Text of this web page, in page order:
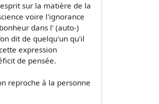
sur la matière de la
voire l'ignorance
dans l' (auto-)
dit de quelqu'un qu'il
expression
de pensée.
reproche à la personne